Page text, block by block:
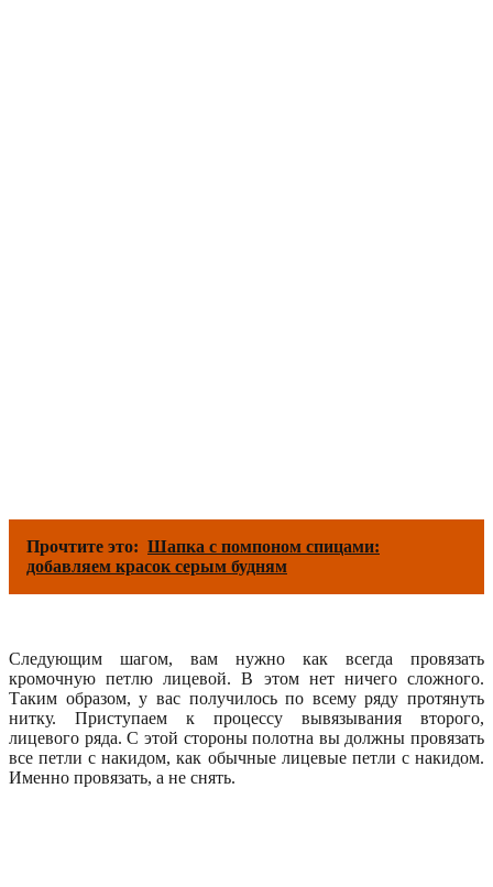
Прочтите это: Шапка с помпоном спицами:
добавляем красок серым будням
Следующим шагом, вам нужно как всегда провязать
кромочную петлю лицевой. В этом нет ничего сложного.
Таким образом, у вас получилось по всему ряду протянуть
нитку. Приступаем к процессу вывязывания второго,
лицевого ряда. С этой стороны полотна вы должны провязать
все петли с накидом, как обычные лицевые петли с накидом.
Именно провязать, а не снять.